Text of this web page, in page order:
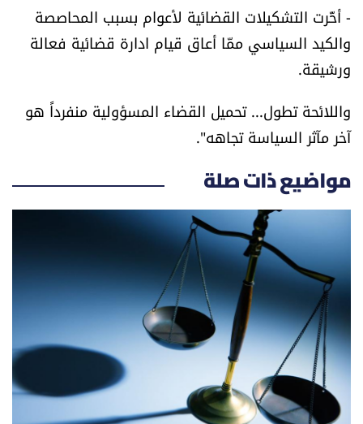
صحّة وصحن
الرياضة
منوّعات
حظّك اليوم
للتاريخ
فيديو
من نحن
للتواصل معنا
شروط الاستخدام
- أخّرت التشكيلات القضائية لأعوام بسبب المحاصصة
والكيد السياسي ممّا أعاق قيام ادارة قضائية فعالة
ورشيقة.
واللائحة تطول... تحميل القضاء المسؤولية منفرداً هو
آخر مآثر السياسة تجاهه".
مواضيع ذات صلة